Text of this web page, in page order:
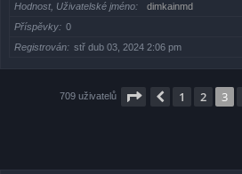
Hodnost, Uživatelské jméno
dimkainmd
Příspěvky
0
Registrován
stř dub 03, 2024 2:06 pm
709 uživatelů Stránka z
Předchozí
1 2 3